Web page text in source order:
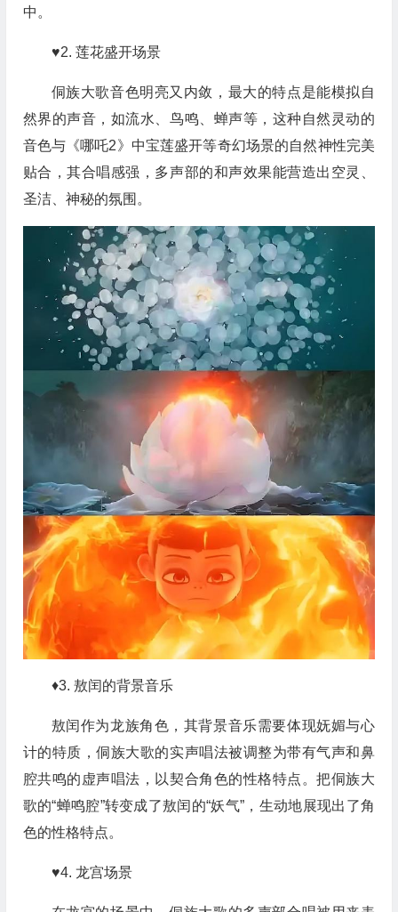
中。
♥2. 莲花盛开场景
侗族大歌音色明亮又内敛，最大的特点是能模拟自
然界的声音，如流水、鸟鸣、蝉声等，这种自然灵动的
音色与《哪吒2》中宝莲盛开等奇幻场景的自然神性完美
贴合，其合唱感强，多声部的和声效果能营造出空灵、
圣洁、神秘的氛围 。
♦3. 敖闰的背景音乐
敖闰作为龙族角色，其背景音乐需要体现妩媚与心
计的特质，侗族大歌的实声唱法被调整为带有气声和鼻
腔共鸣的虚声唱法，以契合角色的性格特点。把侗族大
歌的“蝉鸣腔”转变成了敖闰的“妖气”，生动地展现出了角
色的性格特点。
♥4. 龙宫场景